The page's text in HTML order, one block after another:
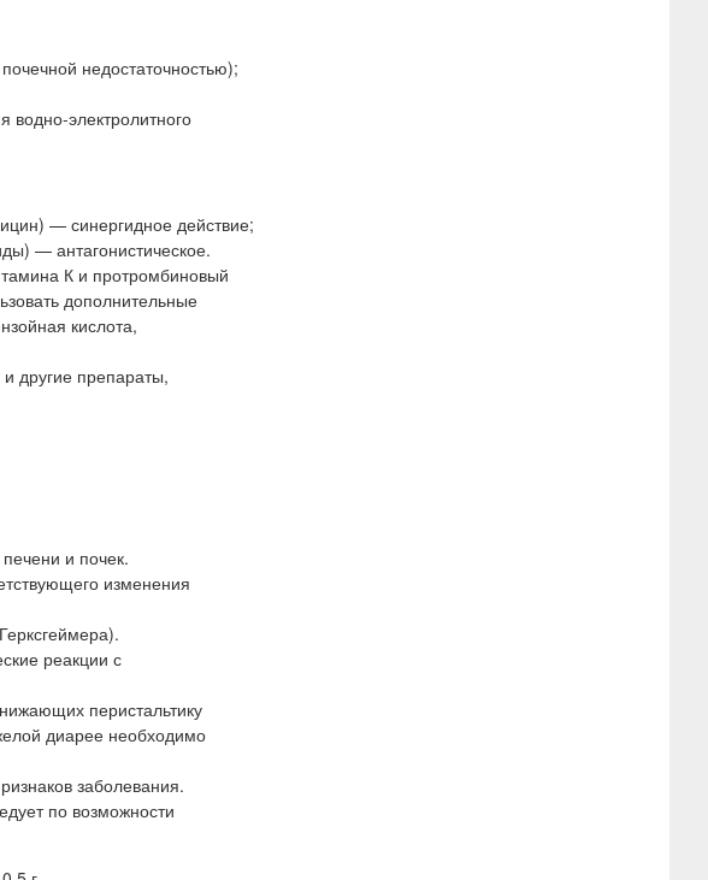
недостаточностью);
электролитного
— синергидное действие;
— антагонистическое.
К и протромбиновый
дополнительные
кислота,
другие препараты,
и почек.
изменения
реакции с
перистальтику
диарее необходимо
заболевания.
по возможности